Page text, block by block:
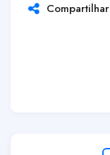
Compartilhar